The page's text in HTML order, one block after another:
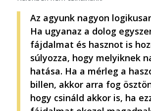
Az agyunk nagyon
Ha ugyanaz a dolog
fájdalmat és hasznot is
súlyozza, hogy melyiknek
hatása. Ha a mérleg a
billen, akkor arra fog
hogy csináld akkor is, ha